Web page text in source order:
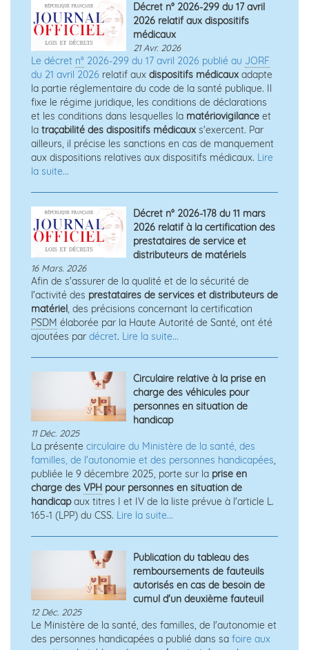
Décret n° 2026-299 du 17 avril
2026 relatif aux dispositifs
médicaux
21 Avr. 2026
Le décret n° 2026-299 du 17 avril 2026 publié au JORF
du 21 avril 2026 relatif aux dispositifs médicaux adapte
la partie réglementaire du code de la santé publique. Il
fixe le régime juridique, les conditions de déclarations
et les conditions dans lesquelles la matériovigilance et
la traçabilité des dispositifs médicaux s'exercent. Par
ailleurs, il précise les sanctions en cas de manquement
aux dispositions relatives aux dispositifs médicaux. Lire
la suite...
Décret n° 2026-178 du 11 mars
2026 relatif à la certification des
prestataires de service et
distributeurs de matériels
16 Mars. 2026
Afin de s'assurer de la qualité et de la sécurité de
l'activité des prestataires de services et distributeurs de
matériel, des précisions concernant la certification
PSDM élaborée par la Haute Autorité de Santé, ont été
ajoutées par décret. Lire la suite...
Circulaire relative à la prise en
charge des véhicules pour
personnes en situation de
handicap
11 Déc. 2025
La présente circulaire du Ministère de la santé, des
familles, de l'autonomie et des personnes handicapées,
publiée le 9 décembre 2025, porte sur la prise en
charge des VPH pour personnes en situation de
handicapaux titres I et IV de la liste prévue à l'article L.
165-1 (LPP) du CSS. Lire la suite...
Publication du tableau des
remboursements de fauteuils
autorisés en cas de besoin de
cumul d'un deuxième fauteuil
12 Déc. 2025
Le Ministère de la santé, des familles, de l'autonomie et
des personnes handicapées a publié dans sa foire aux